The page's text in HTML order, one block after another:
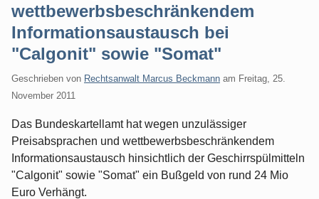
wettbewerbsbeschränkendem
Informationsaustausch bei
"Calgonit" sowie "Somat"
Geschrieben von Rechtsanwalt Marcus Beckmann am Freitag, 25.
November 2011
Das Bundeskartellamt hat wegen unzulässiger
Preisabsprachen und wettbewerbsbeschränkendem
Informationsaustausch hinsichtlich der Geschirrspülmitteln
"Calgonit" sowie "Somat" ein Bußgeld von rund 24 Mio
Euro Verhängt.